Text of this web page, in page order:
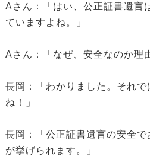
Aさん：「はい、公正証書遺言
ていますよね。」
Aさん：「なぜ、安全なのか理
長岡：「わかりました。それで
ね！」
長岡：「公正証書遺言の安全
が挙げられます。」